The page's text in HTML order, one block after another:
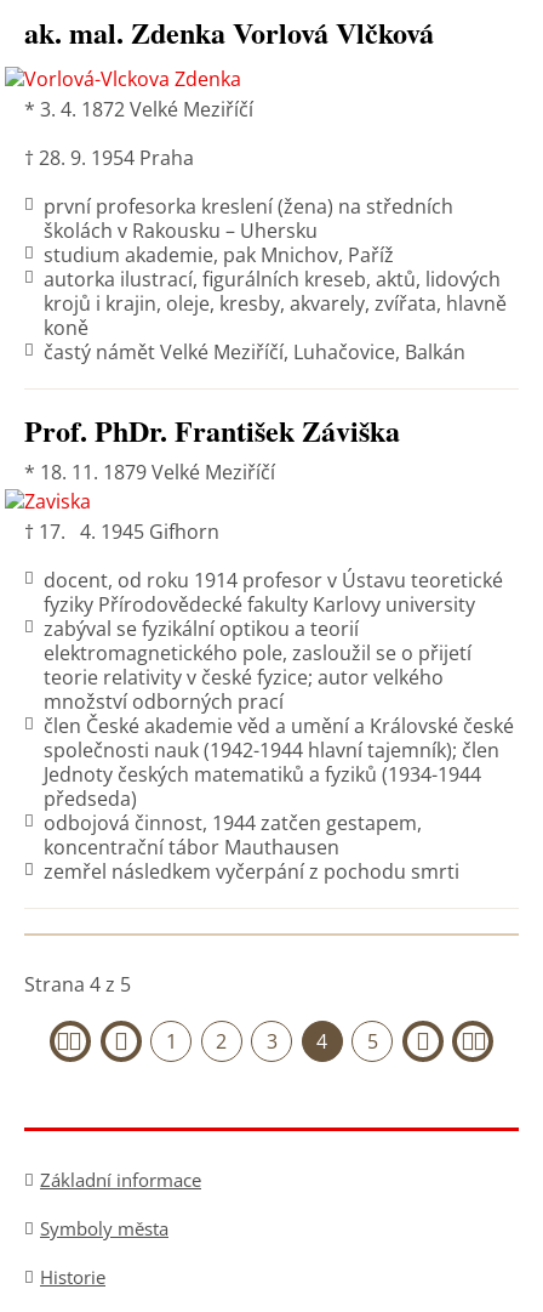
ak. mal. Zdenka Vorlová Vlčková
* 3. 4. 1872 Velké Meziříčí
† 28. 9. 1954 Praha
první profesorka kreslení (žena) na středních
školách v Rakousku – Uhersku
studium akademie, pak Mnichov, Paříž
autorka ilustrací, figurálních kreseb, aktů, lidových
krojů i krajin, oleje, kresby, akvarely, zvířata, hlavně
koně
častý námět Velké Meziříčí, Luhačovice, Balkán
Prof. PhDr. František Záviška
* 18. 11. 1879 Velké Meziříčí
† 17. 4. 1945 Gifhorn
docent, od roku 1914 profesor v Ústavu teoretické
fyziky Přírodovědecké fakulty Karlovy university
zabýval se fyzikální optikou a teorií
elektromagnetického pole, zasloužil se o přijetí
teorie relativity v české fyzice; autor velkého
množství odborných prací
člen České akademie věd a umění a Královské české
společnosti nauk (1942-1944 hlavní tajemník); člen
Jednoty českých matematiků a fyziků (1934-1944
předseda)
odbojová činnost, 1944 zatčen gestapem,
koncentrační tábor Mauthausen
zemřel následkem vyčerpání z pochodu smrti
Strana 4 z 5
« ‹ 1 2 3 4 5 › »
Základní informace
Symboly města
Historie